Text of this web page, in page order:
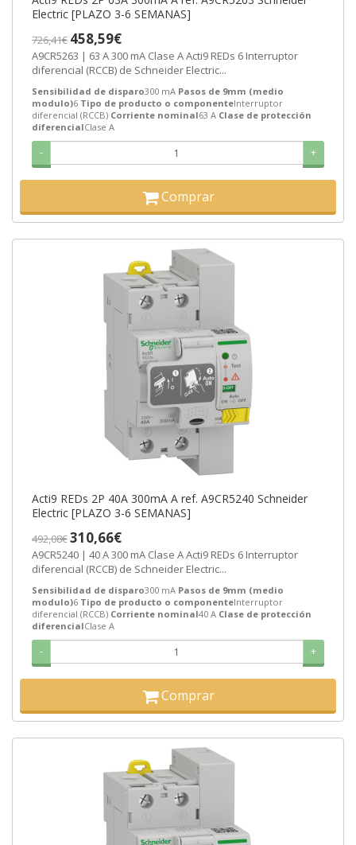
Electric [PLAZO 3-6 SEMANAS]
726,41€ 458,59€
A9CR5263 | 63 A 300 mA Clase A Acti9 REDs 6 Interruptor
diferencial (RCCB) de Schneider Electric...
Sensibilidad de disparo300 mA Pasos de 9mm (medio
modulo)6 Tipo de producto o componenteInterruptor
diferencial (RCCB) Corriente nominal63 A Clase de protección
diferencialClase A
- +
Comprar
Acti9 REDs 2P 40A 300mA A ref. A9CR5240 Schneider
Electric [PLAZO 3-6 SEMANAS]
492,08€310,66€
A9CR5240 | 40 A 300 mA Clase A Acti9 REDs 6 Interruptor
diferencial (RCCB) de Schneider Electric...
Sensibilidad de disparo300 mA Pasos de 9mm (medio
modulo)6 Tipo de producto o componenteInterruptor
diferencial (RCCB) Corriente nominal40 A Clase de protección
diferencialClase A
- +
Comprar